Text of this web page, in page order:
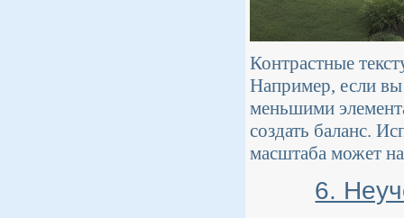
Контрастные
Например, если
меньшими
создать баланс.
масштаба может
6.